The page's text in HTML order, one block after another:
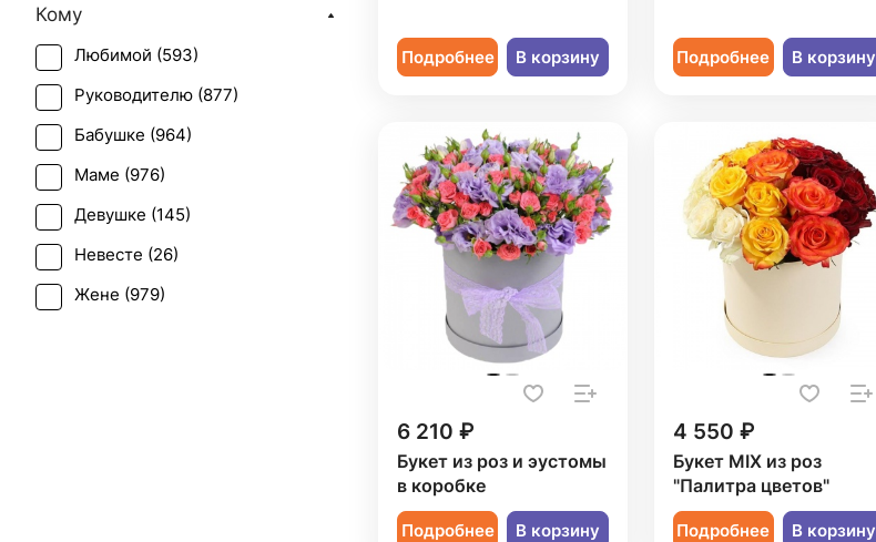
Подробнее В корзину Подробнее В корзину
6 210 ₽
Букет из роз и эустомы
в коробке
Подробнее В корзину
4 550 ₽
Букет MIX из роз
"Палитра цветов"
Подробнее В корзину
День учителя (
Пасха (52
Первое свидание (928
Последний звонок (
Рождение ребенка (
Рождество (131
Свадьба (15)
Татьянин день (
Кому
Любимой (593)
Руководителю (877)
Бабушке (964)
Маме (976)
Девушке (145)
Невесте (26)
Жене (979)